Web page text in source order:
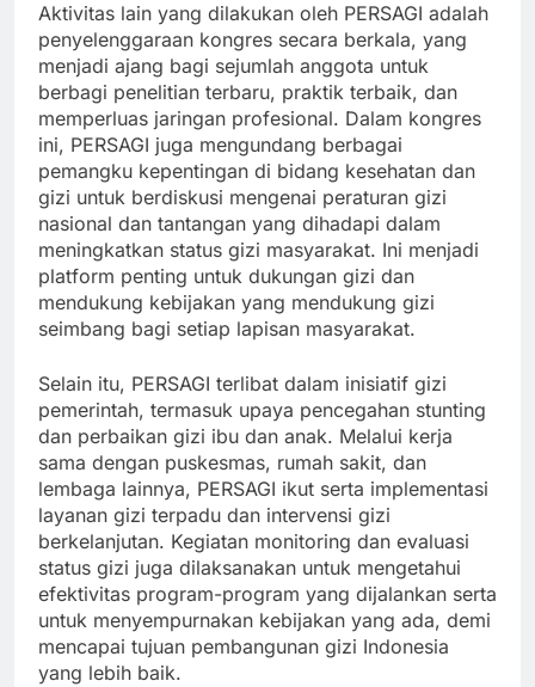
Aktivitas lain yang dilakukan oleh PERSAGI adalah
penyelenggaraan kongres secara berkala, yang
menjadi ajang bagi sejumlah anggota untuk
berbagi penelitian terbaru, praktik terbaik, dan
memperluas jaringan profesional. Dalam kongres
ini, PERSAGI juga mengundang berbagai
pemangku kepentingan di bidang kesehatan dan
gizi untuk berdiskusi mengenai peraturan gizi
nasional dan tantangan yang dihadapi dalam
meningkatkan status gizi masyarakat. Ini menjadi
platform penting untuk dukungan gizi dan
mendukung kebijakan yang mendukung gizi
seimbang bagi setiap lapisan masyarakat.
Selain itu, PERSAGI terlibat dalam inisiatif gizi
pemerintah, termasuk upaya pencegahan stunting
dan perbaikan gizi ibu dan anak. Melalui kerja
sama dengan puskesmas, rumah sakit, dan
lembaga lainnya, PERSAGI ikut serta implementasi
layanan gizi terpadu dan intervensi gizi
berkelanjutan. Kegiatan monitoring dan evaluasi
status gizi juga dilaksanakan untuk mengetahui
efektivitas program-program yang dijalankan serta
untuk menyempurnakan kebijakan yang ada, demi
mencapai tujuan pembangunan gizi Indonesia
yang lebih baik.